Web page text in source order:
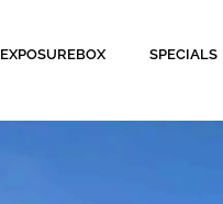
EXPOSUREBOX SPECIALS